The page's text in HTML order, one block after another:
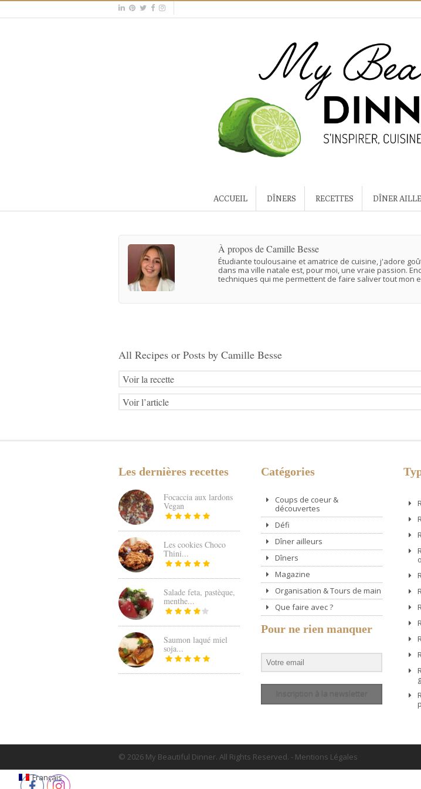
ACCUEIL DÎNERS RECETTES DÎNER
À propos de Camille Besse
Étudiante toulousaine et amatrice de cuisine, j'adore
dans ma ville natale est, pour moi, une vraie passion.
techniques qui me permettent de faire saliver tout mon
All Recipes or Posts by Camille Besse
Voir la recette
Voir l’article
Les dernières recettes
Focaccia aux lardons
Vegan
Les cookies Choco
Thini...
Salade feta, pastèque,
menthe...
Saumon laqué miel
soja...
Catégories
Coups de coeur &
découvertes
Défi
Dîner ailleurs
Dîners
Magazine
Organisation & Tours de main
Que faire avec ?
Pour ne rien manquer
© 2026 My Beautiful Dinner. All Rights Reserved. - Mentions Légales
Français